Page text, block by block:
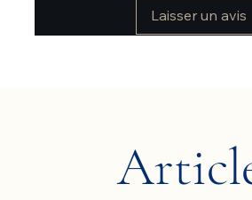
Laisser un avis